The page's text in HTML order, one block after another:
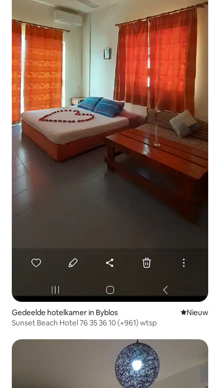
Gedeelde hotelkamer in Byblos Nieuwe
Nieuw
Sunset Beach Hotel 76 35 36 10 (+961) wtsp